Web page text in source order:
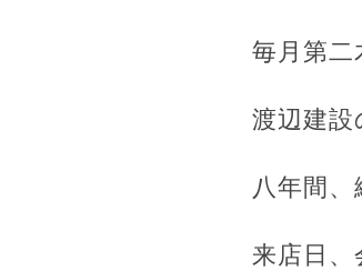
毎月第二
渡辺建設
八年間
来店日、